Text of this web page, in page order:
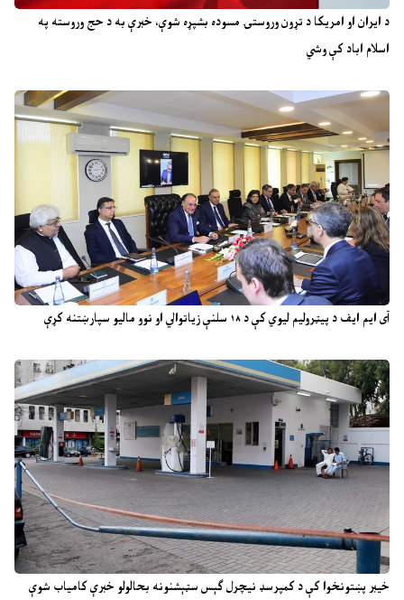
د ایران او امریکا د تړون وروستۍ مسوده بشپړه شوې، خبرې به د حج وروسته په
اسلام اباد کې وشي
آی ایم ایف د پیټرولیم لیوي کې د ۱۸ سلنې زیاتوالي او نوو مالیو سپارښتنه کړې
خیبر پښتونخوا کې د کمپرسډ نیچرل ګېس سټېشنونه بحالولو خبرې کامیاب شوې